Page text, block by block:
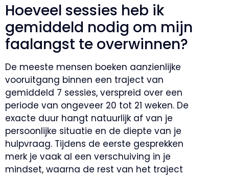
Hoeveel sessies heb ik
gemiddeld nodig om mijn
faalangst te overwinnen?
De meeste mensen boeken aanzienlijke
vooruitgang binnen een traject van
gemiddeld 7 sessies, verspreid over een
periode van ongeveer 20 tot 21 weken. De
exacte duur hangt natuurlijk af van je
persoonlijke situatie en de diepte van je
hulpvraag. Tijdens de eerste gesprekken
merk je vaak al een verschuiving in je
mindset, waarna de rest van het traject